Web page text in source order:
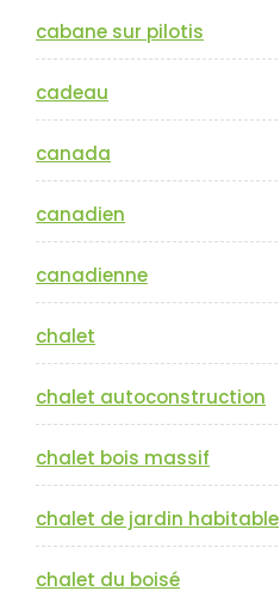
cabane sur pilotis
cadeau
canada
canadien
canadienne
chalet
chalet autoconstruction
chalet bois massif
chalet de jardin habitable
chalet du boisé